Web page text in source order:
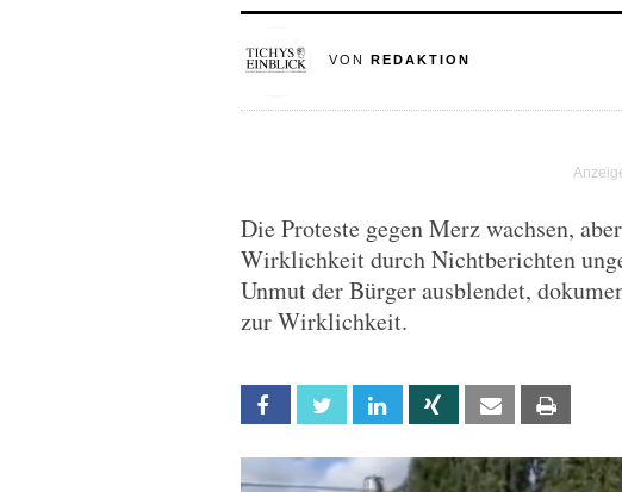
VON REDAKTION
Die Proteste gegen Merz wachsen,
Wirklichkeit durch Nichtberichten
Unmut der Bürger ausblendet,
zur Wirklichkeit.
Facebook Twitter Linkedin Xing Email